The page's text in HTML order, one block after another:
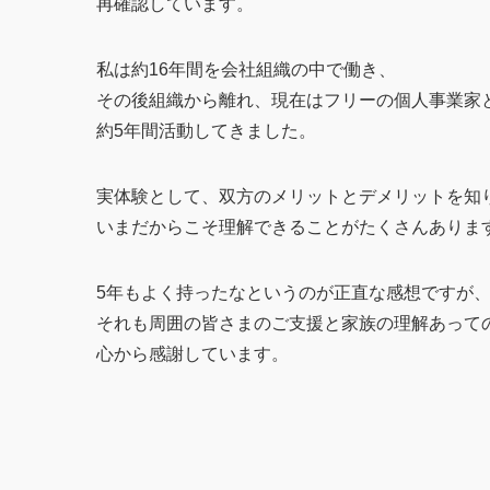
再確認しています。
私は約16年間を会社組織の中で働き、
その後組織から離れ、現在はフリーの個人事業家
約5年間活動してきました。
実体験として、双方のメリットとデメリットを知
いまだからこそ理解できることがたくさんありま
5年もよく持ったなというのが正直な感想ですが、
それも周囲の皆さまのご支援と家族の理解あって
心から感謝しています。